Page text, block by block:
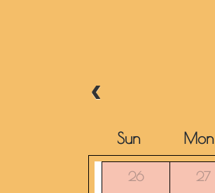
Sun Mon
26 27